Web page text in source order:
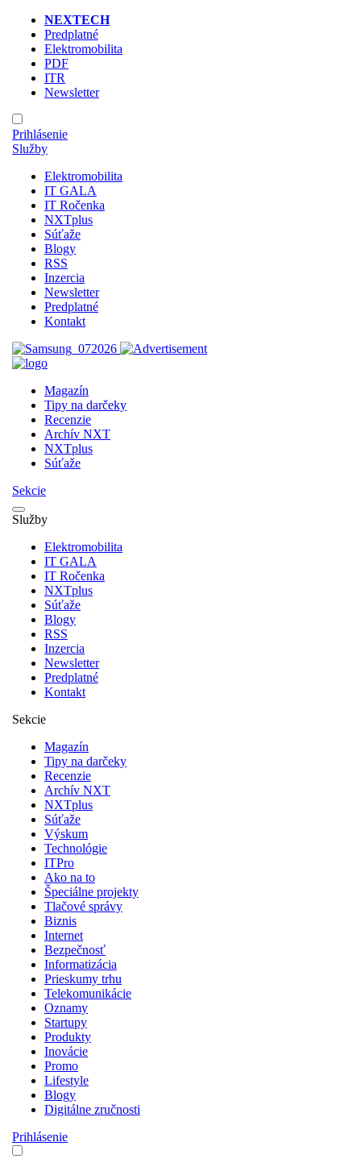
NEXTECH
Predplatné
Elektromobilita
PDF
ITR
Newsletter
Prihlásenie
Služby
Elektromobilita
IT GALA
IT Ročenka
NXTplus
Súťaže
Blogy
RSS
Inzercia
Newsletter
Predplatné
Kontakt
Magazín
Tipy na darčeky
Recenzie
Archív NXT
NXTplus
Súťaže
Sekcie
Služby
Elektromobilita
IT GALA
IT Ročenka
NXTplus
Súťaže
Blogy
RSS
Inzercia
Newsletter
Predplatné
Kontakt
Sekcie
Magazín
Tipy na darčeky
Recenzie
Archív NXT
NXTplus
Súťaže
Výskum
Technológie
ITPro
Ako na to
Špeciálne projekty
Tlačové správy
Biznis
Internet
Bezpečnosť
Informatizácia
Prieskumy trhu
Telekomunikácie
Oznamy
Startupy
Produkty
Inovácie
Promo
Lifestyle
Blogy
Digitálne zručnosti
Prihlásenie